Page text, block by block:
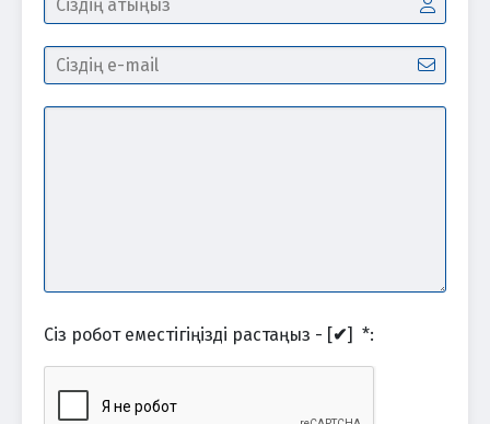
Сіз робот еместігіңізді растаңыз - [✔] *: